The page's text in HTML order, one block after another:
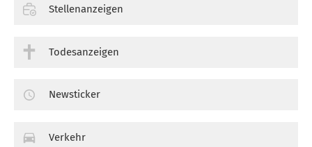
Stellenanzeigen
Todesanzeigen
Newsticker
Verkehr